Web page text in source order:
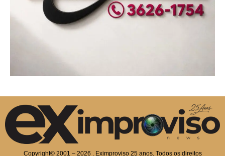
Copyright© 2001 – 2026 . Eximproviso 25 anos. Todos os direitos